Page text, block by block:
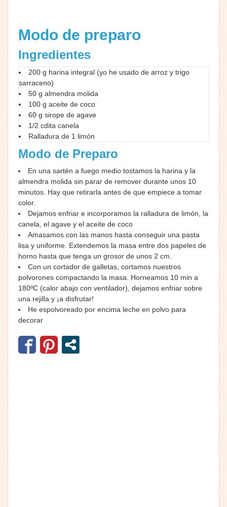
Modo de preparo
Ingredientes
200 g harina integral (yo he usado de arroz y trigo
sarraceno)
50 g almendra molida
100 g aceite de coco
60 g sirope de agave
1/2 cdita canela
Ralladura de 1 limón
Modo de Preparo
En una sartén a fuego medio tostamos la harina y la
almendra molida sin parar de remover durante unos 10
minutos. Hay que retirarla antes de que empiece a tomar
color.
Dejamos enfriar e incorporamos la ralladura de limón, la
canela, el agave y el aceite de coco
Amasamos con las manos hasta conseguir una pasta
lisa y uniforme. Extendemos la masa entre dos papeles de
horno hasta que tenga un grosor de unos 2 cm.
Con un cortador de galletas, cortamos nuestros
polvorones compactando la masa. Horneamos 10 min a
180ºC (calor abajo con ventilador), dejamos enfriar sobre
una rejilla y ¡a disfrutar!
He espolvoreado por encima leche en polvo para
decorar